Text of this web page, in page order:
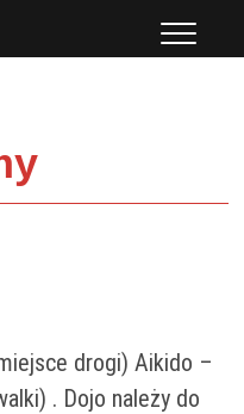
drogi) Aikido –
. Dojo należy do